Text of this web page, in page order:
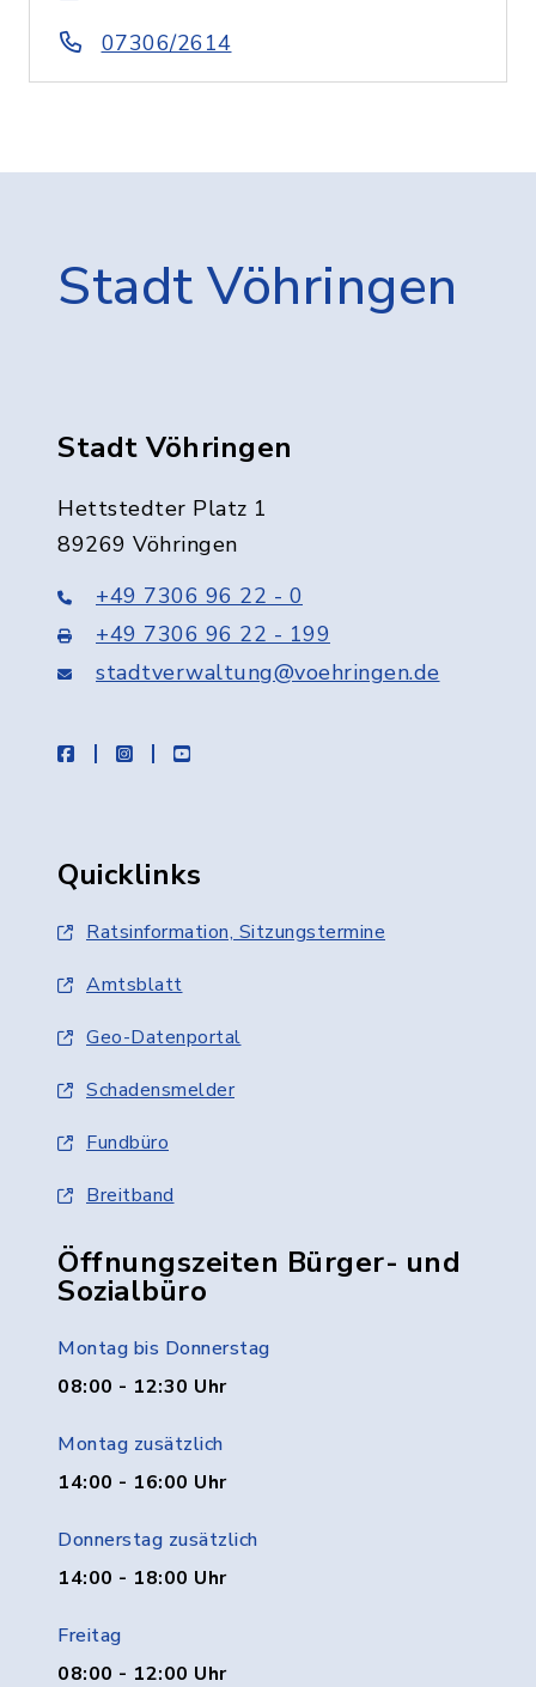
07306/2614
Stadt Vöhringen
Stadt Vöhringen
Hettstedter Platz 1
89269 Vöhringen
+49 7306 96 22 - 0
+49 7306 96 22 - 199
stadtverwaltung@voehringen.de
facebookinstagramyoutube
Quicklinks
Ratsinformation, Sitzungstermine
Amtsblatt
Geo-Datenportal
Schadensmelder
Fundbüro
Breitband
Öffnungszeiten Bürger- und
Sozialbüro
Montag bis Donnerstag
08:00 - 12:30 Uhr
Montag zusätzlich
14:00 - 16:00 Uhr
Donnerstag zusätzlich
14:00 - 18:00 Uhr
Freitag
08:00 - 12:00 Uhr